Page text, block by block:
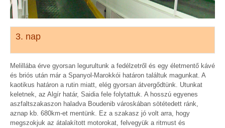
3. nap
Melillába érve gyorsan legurultunk a fedélzetről és egy életmentő kávé
és briós után már a Spanyol-Marokkói határon találtuk magunkat. A
kaotikus határon a rutin miatt, elég gyorsan átvergődtünk. Utunkat
keletnek, az Algír határ, Saidia fele folytattuk. A hosszú egyenes
aszfaltszakaszon haladva Boudenib városkában sötétedett ránk,
aznap kb. 680km-et mentünk. Ez a szakasz jó volt arra, hogy
megszokjuk az átalakított motorokat, felvegyük a ritmust és